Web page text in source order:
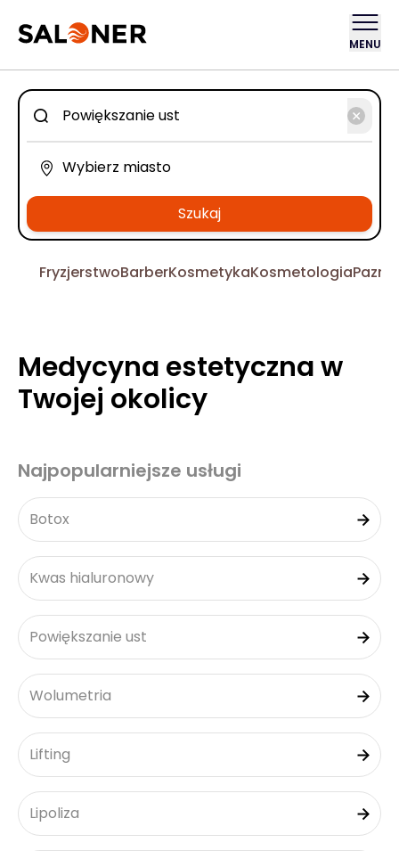
MENU
Szukaj
FryzjerstwoBarberKosmetykaKosmetologia
Medycyna estetyczna w
Twojej okolicy
Najpopularniejsze usługi
Botox
Kwas hialuronowy
Powiększanie ust
Wolumetria
Lifting
Lipoliza